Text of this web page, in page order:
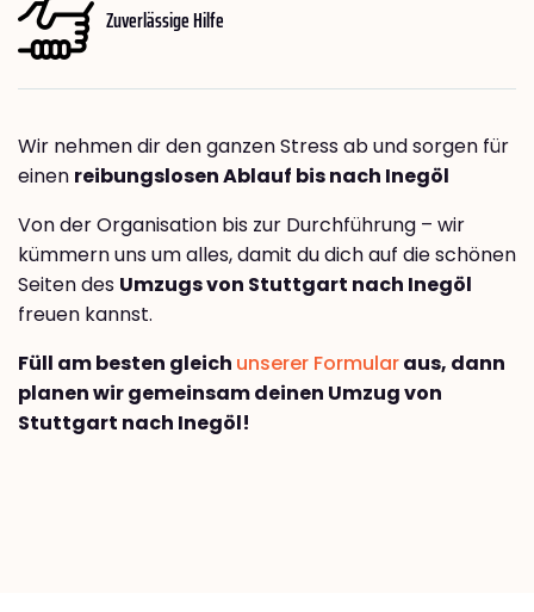
Zuverlässige Hilfe
Wir nehmen dir den ganzen Stress ab und sorgen für
einen reibungslosen Ablauf bis nach Inegöl
Von der Organisation bis zur Durchführung – wir
kümmern uns um alles, damit du dich auf die schönen
Seiten des Umzugs von Stuttgart nach Inegöl
freuen kannst.
Füll am besten gleich unserer Formularaus, dann
planen wir gemeinsam deinen Umzug von
Stuttgart nach Inegöl!